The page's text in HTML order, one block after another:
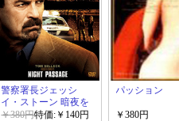
警察署長ジェッシ
イ・ストーン 暗夜を
渉る
￥380円特価:￥140円
パッション
￥380円